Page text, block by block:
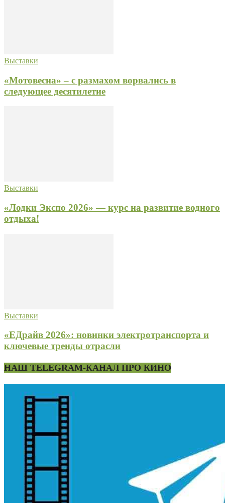
Выставки
«Мотовесна» – с размахом ворвались в
следующее десятилетие
Выставки
«Лодки Экспо 2026» — курс на развитие водного
отдыха!
Выставки
«ЕДрайв 2026»: новинки электротранспорта и
ключевые тренды отрасли
НАШ TELEGRAM-КАНАЛ ПРО КИНО